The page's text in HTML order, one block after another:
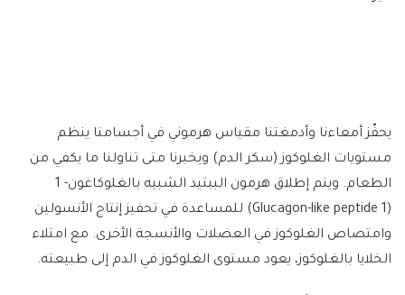
يحفّز أمعاءنا وأدمغتنا مقياس هرموني في أجسامنا ينظم
مستويات الغلوكوز (سكر الدم) ويخبرنا متى تناولنا ما يكفي من
الطعام. ويتم إطلاق هرمون الببتيد الشبيه بالغلوكاغون- 1
(Glucagon-like peptide 1) للمساعدة في تحفيز إنتاج الأنسولين
وامتصاص الغلوكوز في العضلات والأنسجة الأخرى. مع امتلاء
الخلايا بالغلوكوز، يعود مستوى الغلوكوز في الدم إلى طبيعته.